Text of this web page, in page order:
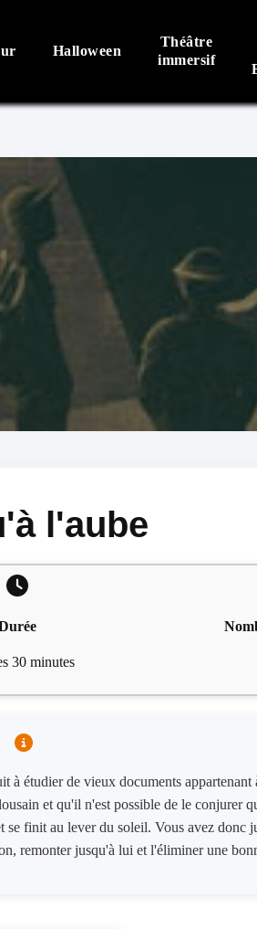
Halloween
Théâtre
immersif
l'aube
30 minutes
à étudier de vieux documents
et qu'il n'est possible de le conjurer
se finit au lever du soleil. Vous avez donc
remonter jusqu'à lui et l'éliminer une